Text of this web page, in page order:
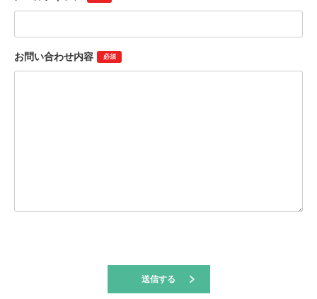
お問い合わせ内容 必須